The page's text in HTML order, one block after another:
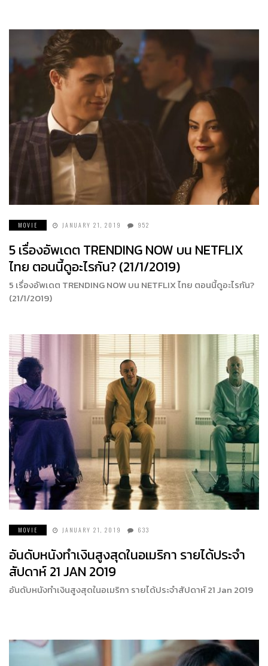
MOVIE JANUARY 21, 2019 952
5 เรื่องอัพเดต TRENDING NOW บน NETFLIX
ไทย ตอนนี้ดูอะไรกัน? (21/1/2019)
5 เรื่องอัพเดต TRENDING NOW บน NETFLIX ไทย ตอนนี้ดูอะไรกัน?
(21/1/2019)
MOVIE JANUARY 21, 2019 633
อันดับหนังทำเงินสูงสุดในอเมริกา รายได้ประจำ
สัปดาห์ 21 JAN 2019
อันดับหนังทำเงินสูงสุดในอเมริกา รายได้ประจำสัปดาห์ 21 Jan 2019